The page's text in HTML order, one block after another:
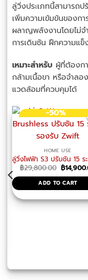
ลู่วิ่งประเภทนี้สามารถ
เพิ่มความเข้มข้นของก
ผลาญพลังงานโดยไม่จ
การเดินชัน ฝึกความแ
เหมาะสำหรับ ผู้ที่ต้องก
กล้ามเนื้อขา หรือจำลอ
แวดล้อมที่ควบคุมได้
-50%
HOME USE
ลู่วิ่งไฟฟ้า S3 ปรับชัน 15
฿29,800.00 Original
price
was:
฿
฿
ADD TO CART